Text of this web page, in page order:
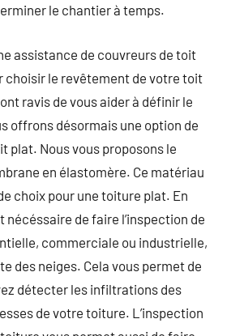
le chantier à temps.
assistance de couvreurs de toit
choisir le revêtement de votre toit
ravis de vous aider à définir le
offrons désormais une option de
plat. Nous vous proposons le
en élastomère. Ce matériau
choix pour une toiture plat. En
nécéssaire de faire l’inspection de
commerciale ou industrielle,
des neiges. Cela vous permet de
détecter les infiltrations des
de votre toiture. L’inspection